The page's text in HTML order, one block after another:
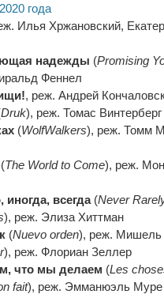
года
Илья Хржановский,
надежды (Promising
Феннел
, реж. Андрей
Druk), реж. Томас Винтерберг
(WolfWalkers), реж. Томм
The World to Come), реж.
иногда, всегда(Never
), реж. Элиза Хиттман
(Nuevo orden), реж. Мишель
), реж. Флориан Зеллер
что мы делаем (Les
fait), реж. Эмманюэль Муре